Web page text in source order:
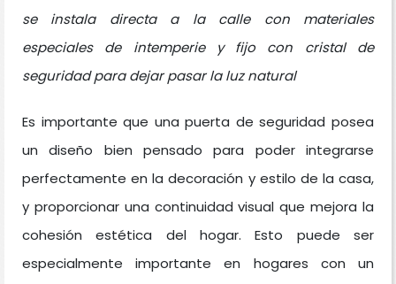
se instala directa a la calle con materiales
especiales de intemperie y fijo con cristal de
seguridad para dejar pasar la luz natural
Es importante que una puerta de seguridad posea
un diseño bien pensado para poder integrarse
perfectamente en la decoración y estilo de la casa,
y proporcionar una continuidad visual que mejora la
cohesión estética del hogar. Esto puede ser
especialmente importante en hogares con un